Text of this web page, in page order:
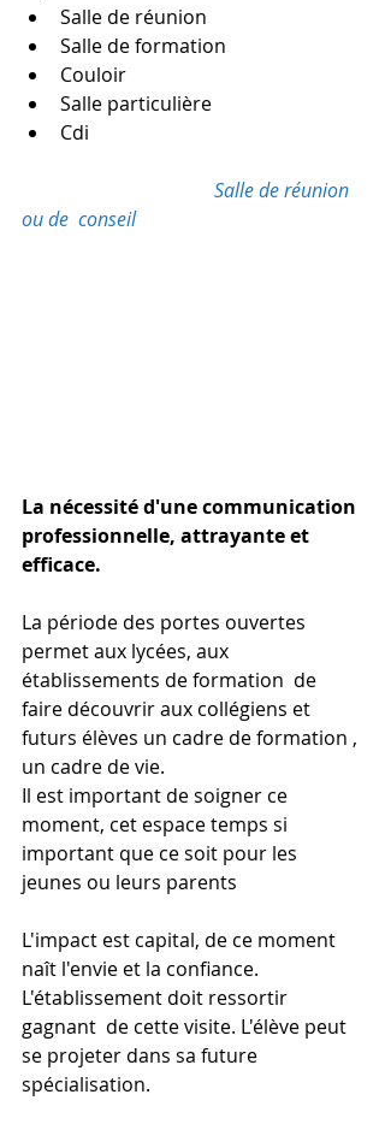
Salle de réunion
Salle de formation
Couloir
Salle particulière
Cdi
Salle de réunion
ou de  conseil
La nécessité d'une communication
professionnelle, attrayante et
efficace.
La période des portes ouvertes
permet aux lycées, aux
établissements de formation  de
faire découvrir aux collégiens et
futurs élèves un cadre de formation ,
un cadre de vie.
Il est important de soigner ce
moment, cet espace temps si
important que ce soit pour les
jeunes ou leurs parents
L'impact est capital, de ce moment
naît l'envie et la confiance.
L'établissement doit ressortir
gagnant  de cette visite. L'élève peut
se projeter dans sa future
spécialisation.